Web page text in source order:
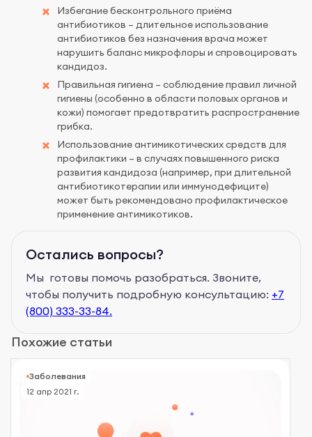
Избегание бесконтрольного приёма
антибиотиков – длительное использование
антибиотиков без назначения врача может
нарушить баланс микрофлоры и спровоцировать
кандидоз.
Правильная гигиена – соблюдение правил личной
гигиены (особенно в области половых органов и
кожи) помогает предотвратить распространение
грибка.
Использование антимикотических средств для
профилактики – в случаях повышенного риска
развития кандидоза (например, при длительной
антибиотикотерапии или иммунодефиците)
может быть рекомендовано профилактическое
применение антимикотиков.
Остались вопросы?
Мы готовы помочь разобраться. Звоните,
чтобы получить подробную консультацию: +7
(800) 333-33-84.
Похожие статьи
Заболевания
12 апр 2021 г.